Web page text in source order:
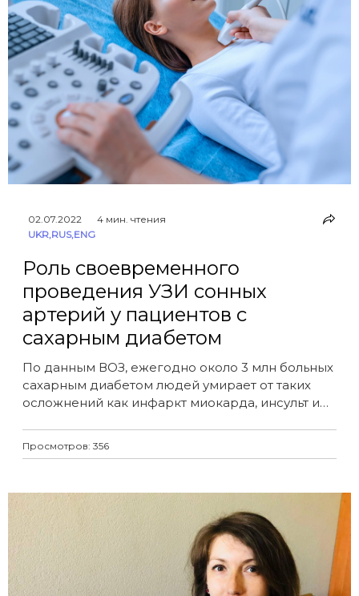
02.07.2022
4 мин. чтения
UKR,RUS,ENG
Роль своевременного
проведения УЗИ сонных
артерий у пациентов с
сахарным диабетом
По данным ВОЗ, ежегодно около 3 млн больных
сахарным диабетом людей умирает от таких
осложнений как инфаркт миокарда, инсульт и
Просмотров: 356